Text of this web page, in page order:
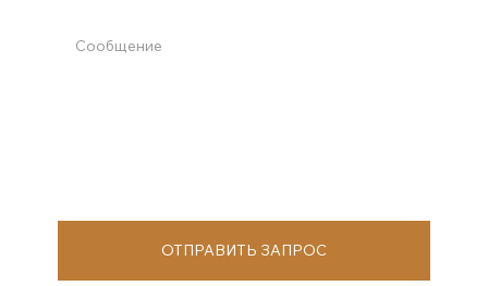
ОТПРАВИТЬ ЗАПРОС